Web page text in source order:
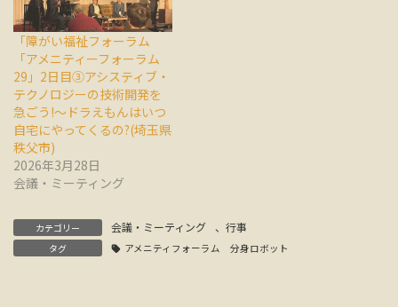
「障がい福祉フォーラム
「アメニティーフォーラム
29」2日目③アシスティブ・
テクノロジーの技術開発を
急ごう!～ドラえもんはいつ
自宅にやってくるの?(埼玉県
秩父市)
2026年3月28日
会議・ミーティング
カテゴリー 会議・ミーティング 、 行事
タグ アメニティフォーラム 分身ロボット